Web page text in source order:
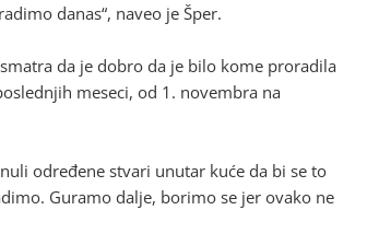
danas“, naveo je Šper.
da je dobro da je bilo kome proradila
meseci, od 1. novembra na
određene stvari unutar kuće da bi se to
Guramo dalje, borimo se jer ovako ne